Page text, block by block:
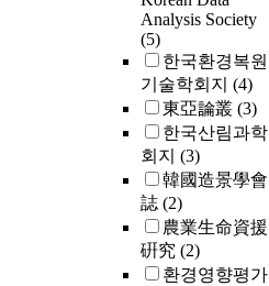
Analysis Society
(5)
한국환경복원
기술학회지 (4)
東亞論叢 (3)
한국산림과학
회지 (3)
韓國造景學會
誌 (2)
農業生命資援
硏究 (2)
환경영향평가